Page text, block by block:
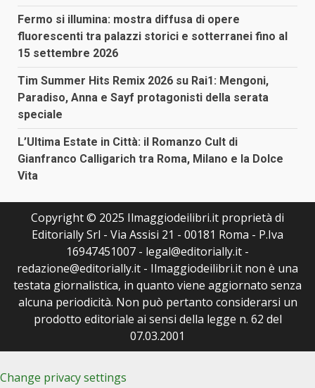
Fermo si illumina: mostra diffusa di opere
fluorescenti tra palazzi storici e sotterranei fino al
15 settembre 2026
Tim Summer Hits Remix 2026 su Rai1: Mengoni,
Paradiso, Anna e Sayf protagonisti della serata
speciale
L’Ultima Estate in Città: il Romanzo Cult di
Gianfranco Calligarich tra Roma, Milano e la Dolce
Vita
Copyright © 2025 Ilmaggiodeilibri.it proprietà di
Editorially Srl - Via Assisi 21 - 00181 Roma - P.Iva
16947451007 - legal@editorially.it -
redazione@editorially.it - Ilmaggiodeilibri.it non è una
testata giornalistica, in quanto viene aggiornato senza
alcuna periodicità. Non può pertanto considerarsi un
prodotto editoriale ai sensi della legge n. 62 del
07.03.2001
Change privacy settings